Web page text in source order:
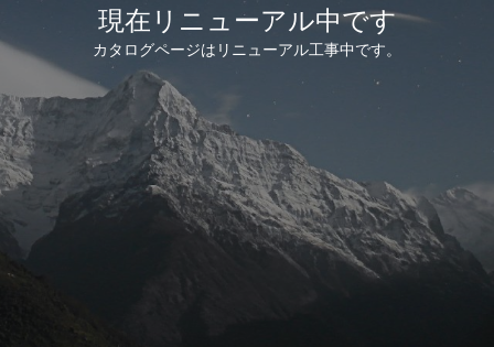
現在リニューアル中です
カタログページはリニューアル工事中です。